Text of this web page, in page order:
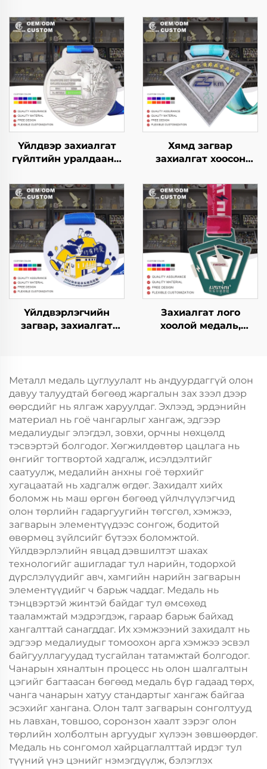
Үйлдвэр захиалгат
гүйлтийн уралдааны
Уралдааны марафон
Уралдааны спортын
шагналын зооснууд
аясыг нь оруулж
Хямд загвар
захиалгат хоосон
медаль, шагнал,
марафон гүйлтийн
металл спортын
медаль
Үйлдвэрлэгчийн
загвар, захиалгат
марафонд
оролцогчдын
спортын медаль
Захиалгат лого
хоолой медаль,
гүйцэтгэгчийн
спортын медаль
Металл медаль цуглуулалт нь андуурдаггүй олон
давуу талуудтай бөгөөд жаргалын зах зээл дээр
өөрсдийг нь ялгаж харуулдаг. Эхлээд, эрдэнийн
материал нь гоё чангарлыг хангаж, эдгээр
медалиудыг элэгдэл, зовхи, орчны нөхцөлд
тэсвэртэй болгодог. Хөгжилдөвтөр цацлага нь
өнгийг тогтвортой хадгалж, исэлдэлтийг
саатуулж, медалийн анхны гоё төрхийг
хугацаатай нь хадгалж өгдөг. Захидалт хийх
боломж нь маш өргөн бөгөөд үйлчлүүлэгчид
олон төрлийн гадаргуугийн төгсгөл, хэмжээ,
загварын элементүүдээс сонгож, бодитой
өвөрмөц зүйлсийг бүтээх боломжтой.
Үйлдвэрлэлийн явцад дэвшилтэт шахах
технологийг ашигладаг тул нарийн, тодорхой
дүрслэлүүдийг авч, хамгийн нарийн загварын
элементүүдийг ч барьж чаддаг. Медаль нь
тэнцвэртэй жинтэй байдаг тул өмсөхөд
тааламжтай мэдрэгдэж, гараар барьж байхад
хангалттай санагддаг. Их хэмжээний захидалт нь
эдгээр медалиудыг томоохон арга хэмжээ эсвэл
байгууллагуудад тусгайлан татамжтай болгодог.
Чанарын хяналтын процесс нь олон шалгалтын
цэгийг багтаасан бөгөөд медаль бүр гадаад төрх,
чанга чанарын хатуу стандартыг хангаж байгаа
эсэхийг хангана. Олон талт загварын сонголтууд
нь лавхан, товшоо, соронзон хаалт зэрэг олон
төрлийн холболтын аргуудыг хүлээн зөвшөөрдөг.
Медаль нь сонгомол хайрцаглалттай ирдэг тул
түүний үнэ цэнийг нэмэгдүүлж, бэлэглэх